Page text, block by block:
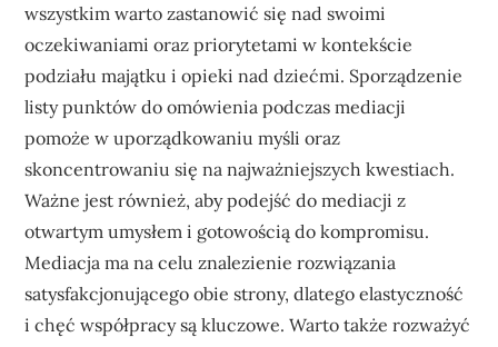
wszystkim warto zastanowić się nad swoimi
oczekiwaniami oraz priorytetami w kontekście
podziału majątku i opieki nad dziećmi. Sporządzenie
listy punktów do omówienia podczas mediacji
pomoże w uporządkowaniu myśli oraz
skoncentrowaniu się na najważniejszych kwestiach.
Ważne jest również, aby podejść do mediacji z
otwartym umysłem i gotowością do kompromisu.
Mediacja ma na celu znalezienie rozwiązania
satysfakcjonującego obie strony, dlatego elastyczność
i chęć współpracy są kluczowe. Warto także rozważyć